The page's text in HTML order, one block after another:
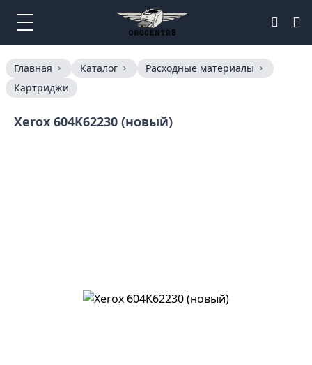
Главная Каталог
Расходные материалы
Картриджи
Xerox 604K62230 (новый)